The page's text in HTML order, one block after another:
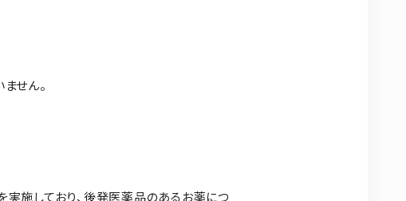
せん。
施しており、後発医薬品のあるお薬につ